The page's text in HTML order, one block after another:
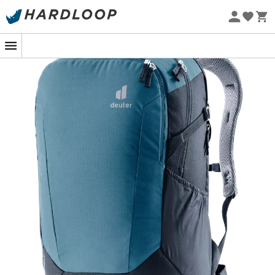
Zomeraanbiedingen 🔥 -5% EXTRA vanaf 2 producten* met
Sac à dos Gigant vanDeuteris de ideale metgezel
voor stedelijke pendelaars die op zoek zijn naar
organisatie. Dankzij het ingenieuze organisatiesysteem
kunt u met deze tas al uw essentiële dagelijkse spullen
efficiënt opbergen. Bovendien zorgt het onlangs
herontworpen
Airstripes -draagstel voor eenoptimale
ventilatie
, waardoor uw rug droog blijft, zelfs op de
meest stressvolle dagen, of u nu op kantoor, de
universiteit of school bent.
De Gigant onderscheidt zich door zijn royale ruimte,
waarin gemakkelijk een laptop van 17 inch kan worden
opgeborgen. Zo kunt u uw technologische apparatuur